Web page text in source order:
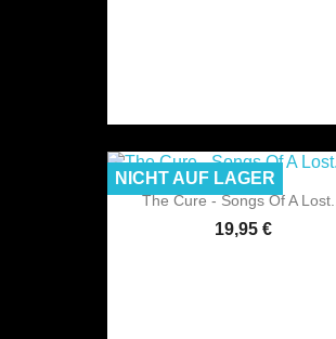
The Cure - Songs Of A Lost...
19,95 €
NICHT AUF LAGER